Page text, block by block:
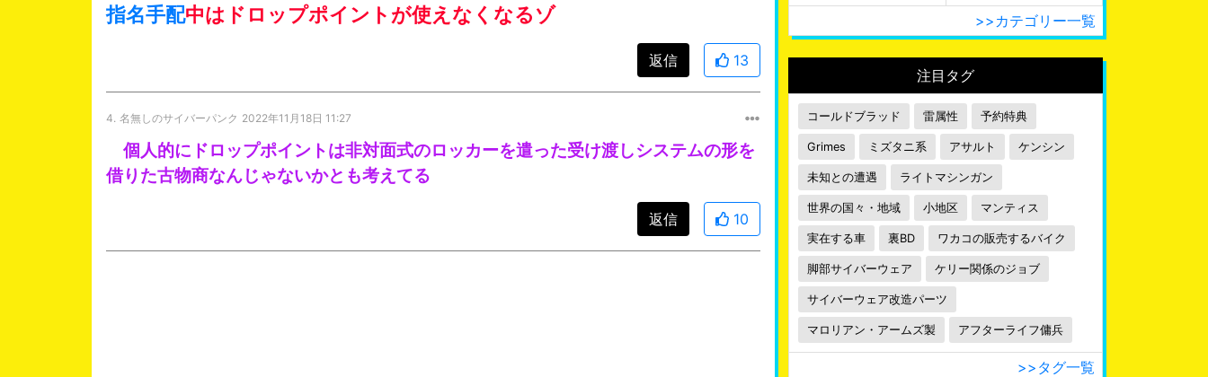
指名手配中はドロップポイントが使えなくなるゾ
返信 13
4. 名無しのサイバーパンク 2022年11月18日 11:27
個人的にドロップポイントは非対面式のロッカーを遣った受け渡しシステムの形を
借りた古物商なんじゃないかとも考えてる
返信 10
>>カテゴリー一覧
注目タグ
コールドブラッド 雷属性 予約特典
Grimes ミズタニ系 アサルト ケンシン
未知との遭遇 ライトマシンガン
世界の国々・地域 小地区 マンティス
実在する車 裏BD ワカコの販売するバイク
脚部サイバーウェア ケリー関係のジョブ
サイバーウェア改造パーツ
マロリアン・アームズ製 アフターライフ傭兵
>>タグ一覧